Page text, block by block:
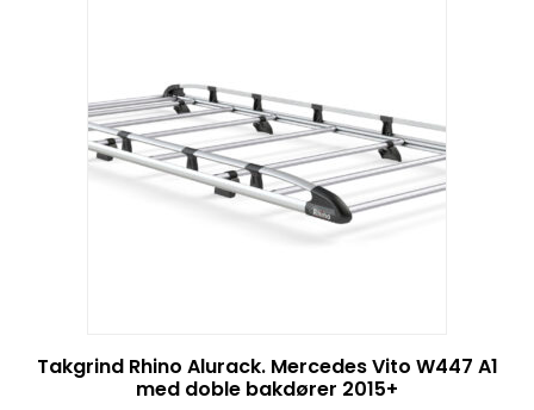
Takgrind Rhino Alurack. Mercedes Vito W447 A1
med doble bakdører 2015+